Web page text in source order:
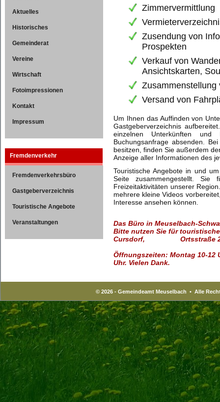
Zimmervermittlung
Zusendung von
Prospekten
Verkauf von
Ansichtskarten,
Zusammenstellung
Versand von
Um Ihnen das Auffinden von
Gastgeberverzeichnis
einzelnen Unterkünften
Buchungsanfrage absenden.
besitzen, finden Sie außerdem
Anzeige aller Informationen des
Touristische Angebote in und
Seite zusammengestellt. Sie
Freizeitaktivitäten unserer
mehrere kleine Videos
Interesse ansehen können.
Das Büro in Meuselbach-
Bitte nutzen Sie für
Cursdorf, Ortsstraße
Öffnungszeiten: Montag 10-12
Uhr. Vielen Dank.
Aktuelles
Historisches
Gemeinderat
Vereine
Wirtschaft
Fotoimpressionen
Kontakt
Impressum
Fremdenverkehr
Fremdenverkehrsbüro
Gastgeberverzeichnis
Touristische Angebote
Veranstaltungen
© 2026 - Gemeindeamt Meuselbach • Alle